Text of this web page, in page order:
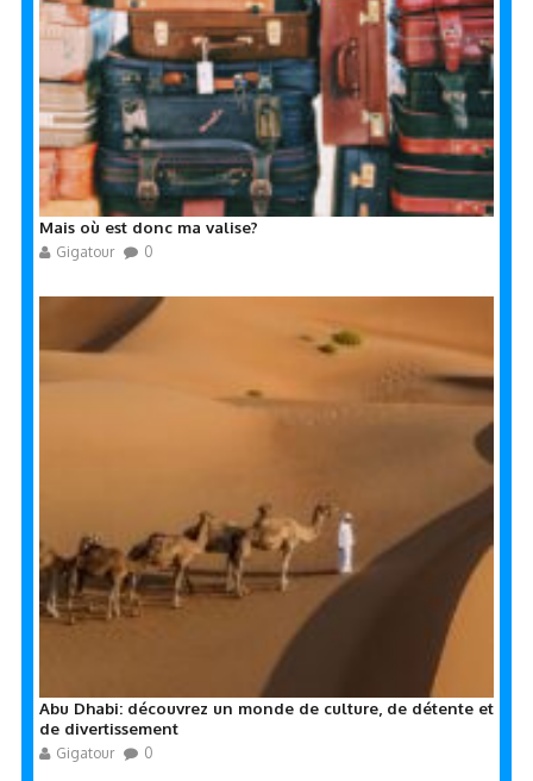
Mais où est donc ma valise?
Gigatour 0
Abu Dhabi: découvrez un monde de culture, de détente et
de divertissement
Gigatour 0